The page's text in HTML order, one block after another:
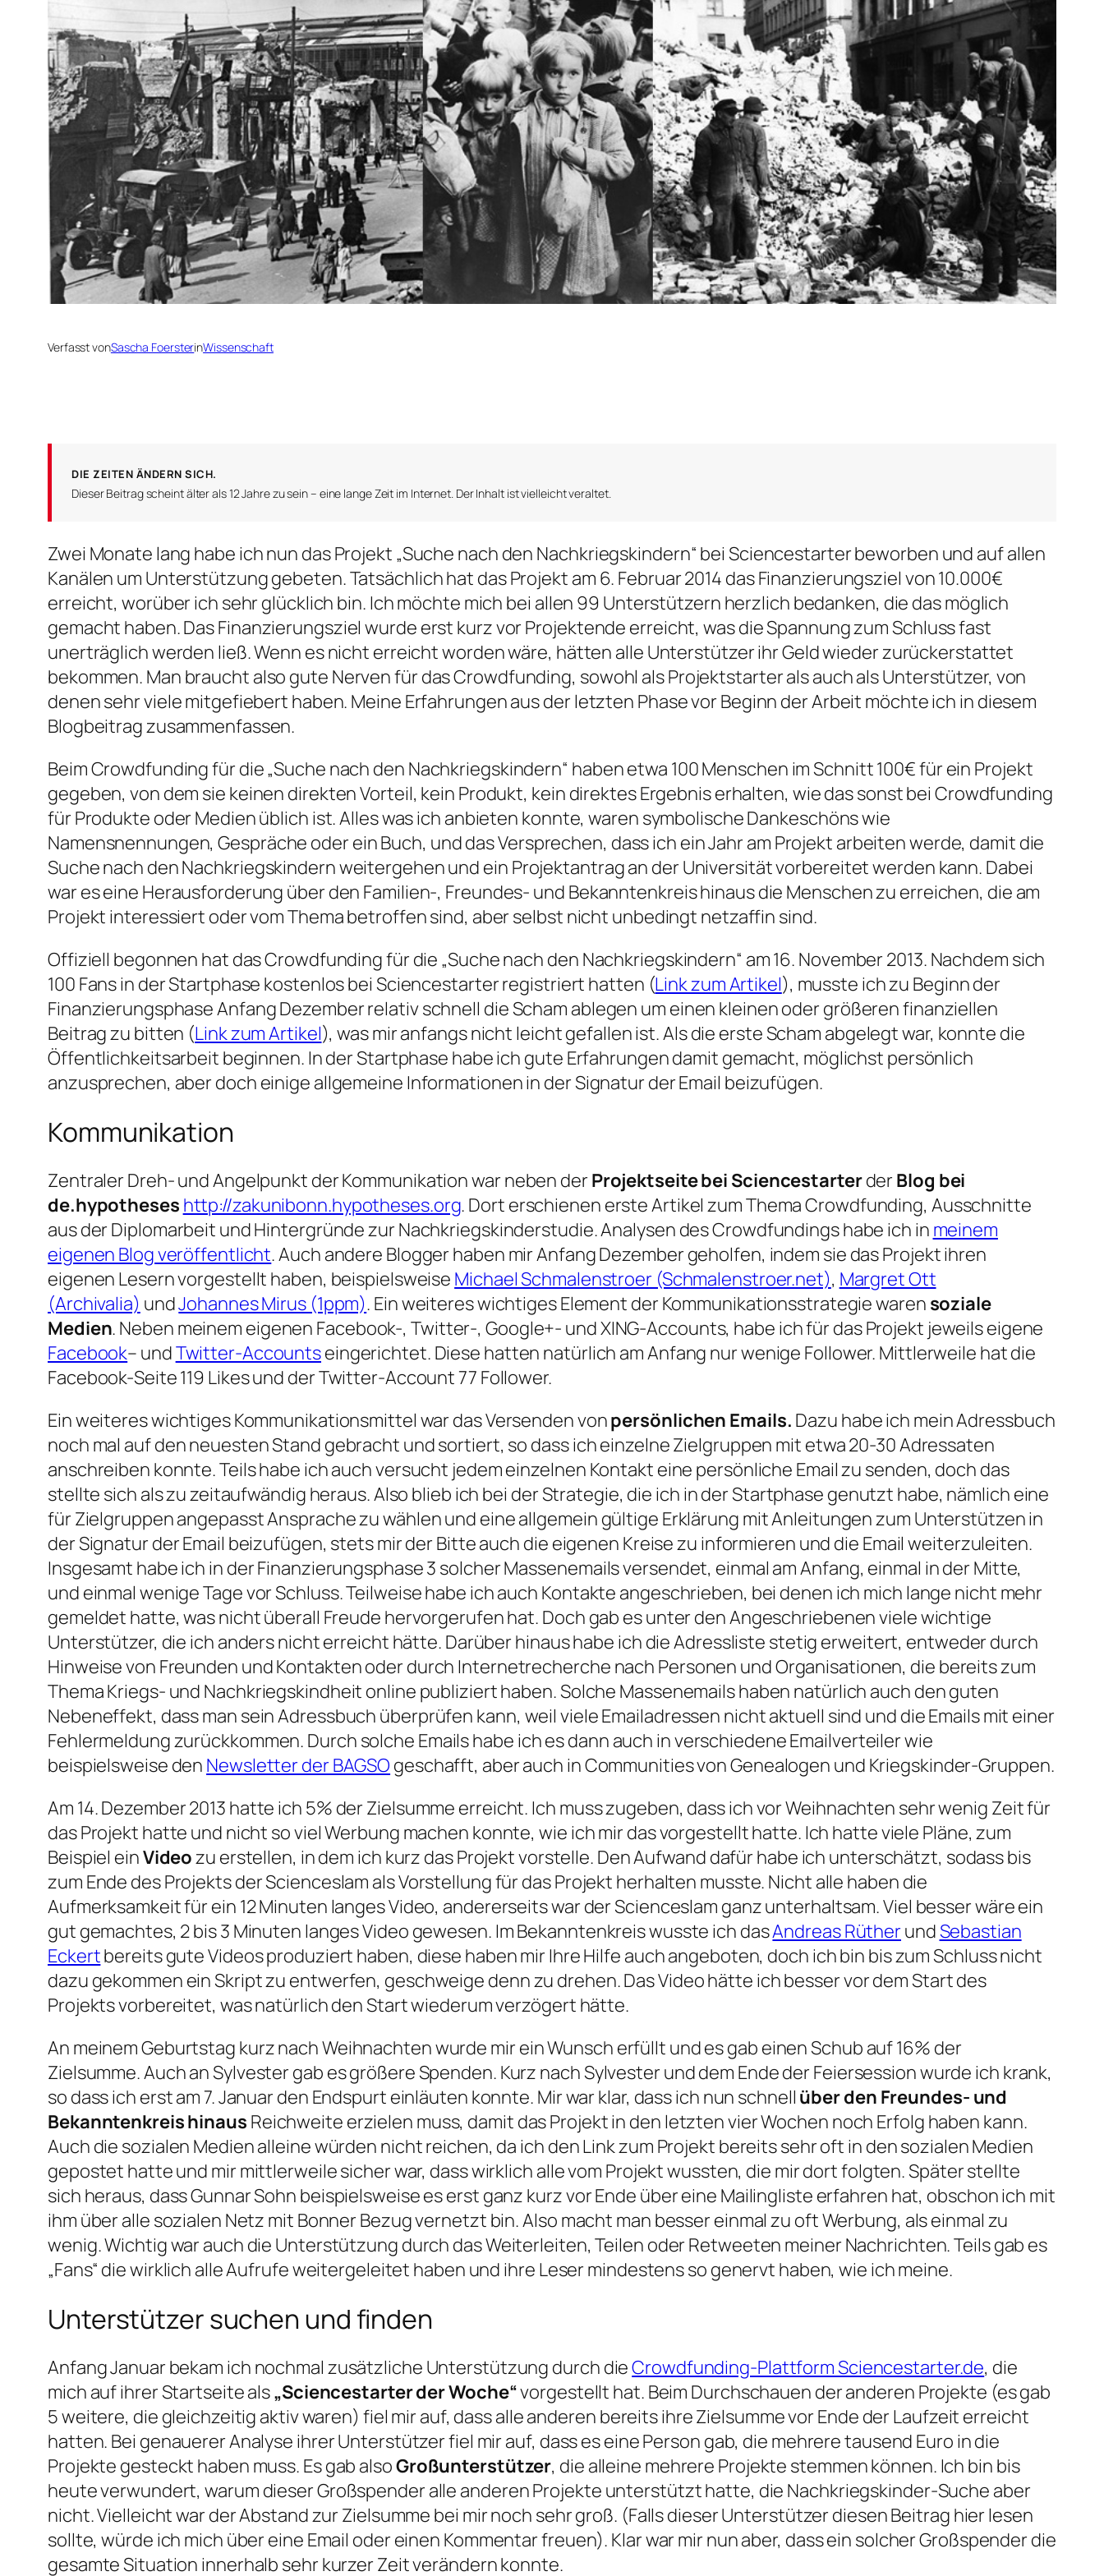
Verfasst vonSascha FoersterinWissenschaft
DIE ZEITEN ÄNDERN SICH.
Dieser Beitrag scheint älter als 12 Jahre zu sein – eine lange Zeit im Internet. Der Inhalt ist vielleicht veraltet.
Zwei Monate lang habe ich nun das Projekt „Suche nach den Nachkriegskindern“ bei Sciencestarter beworben und auf allen
Kanälen um Unterstützung gebeten. Tatsächlich hat das Projekt am 6. Februar 2014 das Finanzierungsziel von 10.000€
erreicht, worüber ich sehr glücklich bin. Ich möchte mich bei allen 99 Unterstützern herzlich bedanken, die das möglich
gemacht haben. Das Finanzierungsziel wurde erst kurz vor Projektende erreicht, was die Spannung zum Schluss fast
unerträglich werden ließ. Wenn es nicht erreicht worden wäre, hätten alle Unterstützer ihr Geld wieder zurückerstattet
bekommen. Man braucht also gute Nerven für das Crowdfunding, sowohl als Projektstarter als auch als Unterstützer, von
denen sehr viele mitgefiebert haben. Meine Erfahrungen aus der letzten Phase vor Beginn der Arbeit möchte ich in diesem
Blogbeitrag zusammenfassen.
Beim Crowdfunding für die „Suche nach den Nachkriegskindern“ haben etwa 100 Menschen im Schnitt 100€ für ein Projekt
gegeben, von dem sie keinen direkten Vorteil, kein Produkt, kein direktes Ergebnis erhalten, wie das sonst bei Crowdfunding
für Produkte oder Medien üblich ist. Alles was ich anbieten konnte, waren symbolische Dankeschöns wie
Namensnennungen, Gespräche oder ein Buch, und das Versprechen, dass ich ein Jahr am Projekt arbeiten werde, damit die
Suche nach den Nachkriegskindern weitergehen und ein Projektantrag an der Universität vorbereitet werden kann. Dabei
war es eine Herausforderung über den Familien-, Freundes- und Bekanntenkreis hinaus die Menschen zu erreichen, die am
Projekt interessiert oder vom Thema betroffen sind, aber selbst nicht unbedingt netzaffin sind.
Offiziell begonnen hat das Crowdfunding für die „Suche nach den Nachkriegskindern“ am 16. November 2013. Nachdem sich
100 Fans in der Startphase kostenlos bei Sciencestarter registriert hatten (Link zum Artikel), musste ich zu Beginn der
Finanzierungsphase Anfang Dezember relativ schnell die Scham ablegen um einen kleinen oder größeren finanziellen
Beitrag zu bitten (Link zum Artikel), was mir anfangs nicht leicht gefallen ist. Als die erste Scham abgelegt war, konnte die
Öffentlichkeitsarbeit beginnen. In der Startphase habe ich gute Erfahrungen damit gemacht, möglichst persönlich
anzusprechen, aber doch einige allgemeine Informationen in der Signatur der Email beizufügen.
Kommunikation
Zentraler Dreh- und Angelpunkt der Kommunikation war neben der Projektseite bei Sciencestarterder Blog bei
de.hypotheses http://zakunibonn.hypotheses.org. Dort erschienen erste Artikel zum Thema Crowdfunding, Ausschnitte
aus der Diplomarbeit und Hintergründe zur Nachkriegskinderstudie. Analysen des Crowdfundings habe ich in meinem
eigenen Blog veröffentlicht. Auch andere Blogger haben mir Anfang Dezember geholfen, indem sie das Projekt ihren
eigenen Lesern vorgestellt haben, beispielsweise Michael Schmalenstroer (Schmalenstroer.net), Margret Ott
(Archivalia) undJohannes Mirus (1ppm). Ein weiteres wichtiges Element der Kommunikationsstrategie waren soziale
Medien. Neben meinem eigenen Facebook-, Twitter-, Google+- und XING-Accounts, habe ich für das Projekt jeweils eigene
Facebook– undTwitter-Accountseingerichtet. Diese hatten natürlich am Anfang nur wenige Follower. Mittlerweile hat die
Facebook-Seite 119 Likes und der Twitter-Account 77 Follower.
Ein weiteres wichtiges Kommunikationsmittel war das Versenden vonpersönlichen Emails. Dazu habe ich mein Adressbuch
noch mal auf den neuesten Stand gebracht und sortiert, so dass ich einzelne Zielgruppen mit etwa 20-30 Adressaten
anschreiben konnte. Teils habe ich auch versucht jedem einzelnen Kontakt eine persönliche Email zu senden, doch das
stellte sich als zu zeitaufwändig heraus. Also blieb ich bei der Strategie, die ich in der Startphase genutzt habe, nämlich eine
für Zielgruppen angepasst Ansprache zu wählen und eine allgemein gültige Erklärung mit Anleitungen zum Unterstützen in
der Signatur der Email beizufügen, stets mir der Bitte auch die eigenen Kreise zu informieren und die Email weiterzuleiten.
Insgesamt habe ich in der Finanzierungsphase 3 solcher Massenemails versendet, einmal am Anfang, einmal in der Mitte,
und einmal wenige Tage vor Schluss. Teilweise habe ich auch Kontakte angeschrieben, bei denen ich mich lange nicht mehr
gemeldet hatte, was nicht überall Freude hervorgerufen hat. Doch gab es unter den Angeschriebenen viele wichtige
Unterstützer, die ich anders nicht erreicht hätte. Darüber hinaus habe ich die Adressliste stetig erweitert, entweder durch
Hinweise von Freunden und Kontakten oder durch Internetrecherche nach Personen und Organisationen, die bereits zum
Thema Kriegs- und Nachkriegskindheit online publiziert haben. Solche Massenemails haben natürlich auch den guten
Nebeneffekt, dass man sein Adressbuch überprüfen kann, weil viele Emailadressen nicht aktuell sind und die Emails mit einer
Fehlermeldung zurückkommen. Durch solche Emails habe ich es dann auch in verschiedene Emailverteiler wie
beispielsweise den Newsletter der BAGSO geschafft, aber auch in Communities von Genealogen und Kriegskinder-Gruppen.
Am 14. Dezember 2013 hatte ich 5% der Zielsumme erreicht. Ich muss zugeben, dass ich vor Weihnachten sehr wenig Zeit für
das Projekt hatte und nicht so viel Werbung machen konnte, wie ich mir das vorgestellt hatte. Ich hatte viele Pläne, zum
Beispiel einVideozu erstellen, in dem ich kurz das Projekt vorstelle. Den Aufwand dafür habe ich unterschätzt, sodass bis
zum Ende des Projekts der Scienceslam als Vorstellung für das Projekt herhalten musste. Nicht alle haben die
Aufmerksamkeit für ein 12 Minuten langes Video, andererseits war der Scienceslam ganz unterhaltsam. Viel besser wäre ein
gut gemachtes, 2 bis 3 Minuten langes Video gewesen. Im Bekanntenkreis wusste ich dasAndreas RütherundSebastian
Eckertbereits gute Videos produziert haben, diese haben mir Ihre Hilfe auch angeboten, doch ich bin bis zum Schluss nicht
dazu gekommen ein Skript zu entwerfen, geschweige denn zu drehen. Das Video hätte ich besser vor dem Start des
Projekts vorbereitet, was natürlich den Start wiederum verzögert hätte.
An meinem Geburtstag kurz nach Weihnachten wurde mir ein Wunsch erfüllt und es gab einen Schub auf 16% der
Zielsumme. Auch an Sylvester gab es größere Spenden. Kurz nach Sylvester und dem Ende der Feiersession wurde ich krank,
so dass ich erst am 7. Januar den Endspurt einläuten konnte. Mir war klar, dass ich nun schnell über den Freundes- und
Bekanntenkreis hinaus Reichweite erzielen muss, damit das Projekt in den letzten vier Wochen noch Erfolg haben kann.
Auch die sozialen Medien alleine würden nicht reichen, da ich den Link zum Projekt bereits sehr oft in den sozialen Medien
gepostet hatte und mir mittlerweile sicher war, dass wirklich alle vom Projekt wussten, die mir dort folgten. Später stellte
sich heraus, dass Gunnar Sohn beispielsweise es erst ganz kurz vor Ende über eine Mailingliste erfahren hat, obschon ich mit
ihm über alle sozialen Netz mit Bonner Bezug vernetzt bin. Also macht man besser einmal zu oft Werbung, als einmal zu
wenig. Wichtig war auch die Unterstützung durch das Weiterleiten, Teilen oder Retweeten meiner Nachrichten. Teils gab es
„Fans“ die wirklich alle Aufrufe weitergeleitet haben und ihre Leser mindestens so genervt haben, wie ich meine.
Unterstützer suchen und finden
Anfang Januar bekam ich nochmal zusätzliche Unterstützung durch dieCrowdfunding-Plattform Sciencestarter.de, die
mich auf ihrer Startseite als„Sciencestarter der Woche“vorgestellt hat. Beim Durchschauen der anderen Projekte (es gab
5 weitere, die gleichzeitig aktiv waren) fiel mir auf, dass alle anderen bereits ihre Zielsumme vor Ende der Laufzeit erreicht
hatten. Bei genauerer Analyse ihrer Unterstützer fiel mir auf, dass es eine Person gab, die mehrere tausend Euro in die
Projekte gesteckt haben muss. Es gab alsoGroßunterstützer, die alleine mehrere Projekte stemmen können. Ich bin bis
heute verwundert, warum dieser Großspender alle anderen Projekte unterstützt hatte, die Nachkriegskinder-Suche aber
nicht. Vielleicht war der Abstand zur Zielsumme bei mir noch sehr groß. (Falls dieser Unterstützer diesen Beitrag hier lesen
sollte, würde ich mich über eine Email oder einen Kommentar freuen). Klar war mir nun aber, dass ein solcher Großspender die
gesamte Situation innerhalb sehr kurzer Zeit verändern konnte.